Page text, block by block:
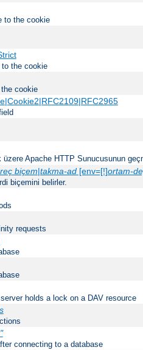
to the cookie
the cookie
cookie
üzere Apache HTTP Sunucusunun
biçem|takma-ad[env=[!]ortam-
biçemini belirler.
requests
holds a lock on a DAV resource
connecting to a database